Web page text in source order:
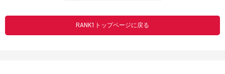
RANK1トップページに戻る